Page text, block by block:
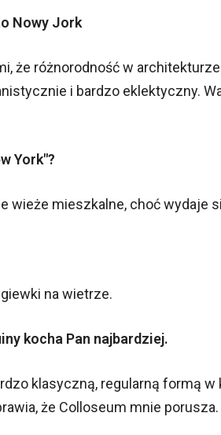
Nowy Jork
że różnorodność w
i bardzo eklektyczny.
York"?
wieże mieszkalne, choć wydaje
na wietrze.
kocha Pan najbardziej.
klasyczną, regularną formą w
że Colloseum mnie porusza.